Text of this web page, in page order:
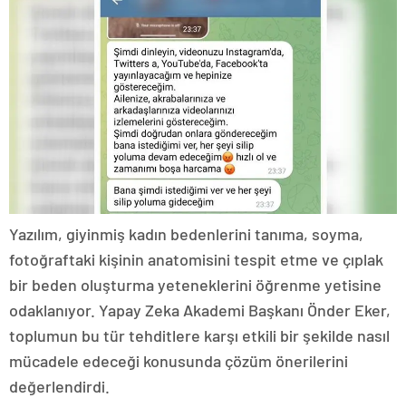
Yazılım, giyinmiş kadın bedenlerini tanıma, soyma,
fotoğraftaki kişinin anatomisini tespit etme ve çıplak
bir beden oluşturma yeteneklerini öğrenme yetisine
odaklanıyor. Yapay Zeka Akademi Başkanı Önder Eker,
toplumun bu tür tehditlere karşı etkili bir şekilde nasıl
mücadele edeceği konusunda çözüm önerilerini
değerlendirdi.